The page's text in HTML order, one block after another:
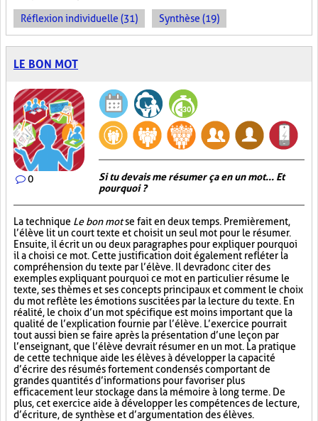
Réflexion individuelle (31) Synthèse (19)
LE BON MOT
0
Si tu devais me résumer ça en un mot... Et
pourquoi ?
La technique Le bon motse fait en deux temps. Premièrement,
l’élève lit un court texte et choisit un seul mot pour le résumer.
Ensuite, il écrit un ou deux paragraphes pour expliquer pourquoi
il a choisi ce mot. Cette justification doit également refléter la
compréhension du texte par l’élève. Il devra donc citer des
exemples expliquant pourquoi ce mot en particulier résume le
texte, ses thèmes et ses concepts principaux et comment le choix
du mot reflète les émotions suscitées par la lecture du texte. En
réalité, le choix d’un mot spécifique est moins important que la
qualité de l’explication fournie par l’élève. L’exercice pourrait
tout aussi bien se faire après la présentation d’une leçon par
l’enseignant, que l’élève devrait résumer en un mot. La pratique
de cette technique aide les élèves à développer la capacité
d’écrire des résumés fortement condensés comportant de
grandes quantités d’informations pour favoriser plus
efficacement leur stockage dans la mémoire à long terme. De
plus, cet exercice aide à développer les compétences de lecture,
d’écriture, de synthèse et d’argumentation des élèves.